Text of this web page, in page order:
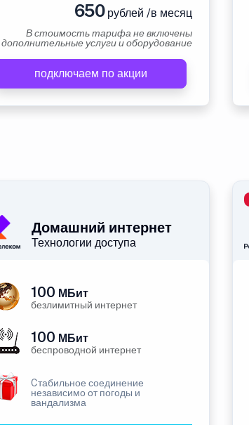
650рублей /в месяц
В стоимость тарифа не включены
дополнительные услуги и оборудование
подключаем по акции
Домашний интернет
Технологии доступа
100 МБит
безлимитный интернет
100 МБит
беспроводной интернет
Cтабильное соединение
независимо от погоды и
вандализма